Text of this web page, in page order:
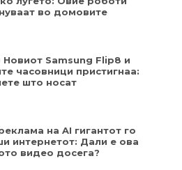
во домовите
Samsung Flip8 и
часовници пристигнаа:
што носат
на AI гигантот го
интернетот: Дали е ова
видео досега?